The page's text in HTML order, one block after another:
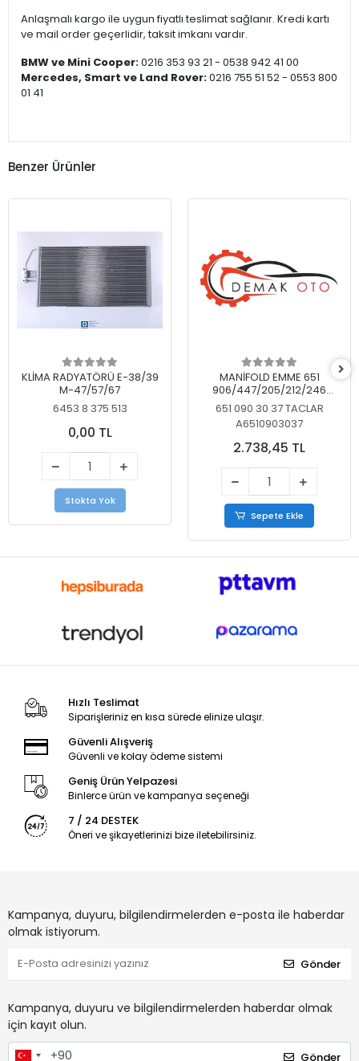
Anlaşmalı kargo ile uygun fiyatlı teslimat sağlanır. Kredi kartı
ve mail order geçerlidir, taksit imkanı vardır.
BMW ve Mini Cooper:0216 353 93 21 - 0538 942 41 00
Mercedes, Smart ve Land Rover:0216 755 51 52 - 0553 800
01 41
Benzer Ürünler
KLİMA RADYATÖRÜ E-38/39
M-47/57/67
6453 8 375 513
0,00 TL
Stokta Yok
MANİFOLD EMME 651
906/447/205/212/246
KELEBEKSİZ
651 090 30 37 TACLAR
A6510903037
2.738,45 TL
Sepete Ekle
Hızlı Teslimat
Siparişleriniz en kısa sürede elinize ulaşır.
Güvenli Alışveriş
Güvenli ve kolay ödeme sistemi
Geniş Ürün Yelpazesi
Binlerce ürün ve kampanya seçeneği
7 / 24 DESTEK
Öneri ve şikayetlerinizi bize iletebilirsiniz.
Kampanya, duyuru, bilgilendirmelerden e-posta ile haberdar
olmak istiyorum.
Gönder
Kampanya, duyuru ve bilgilendirmelerden haberdar olmak
için kayıt olun.
Gönder